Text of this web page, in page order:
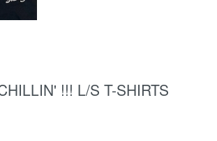
!!! L/S T-SHIRTS